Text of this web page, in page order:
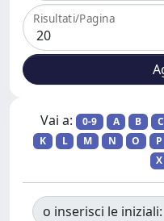
Risultati/Pagina
Vai a: 0-9 A B C
K
L M N O P
X
o inserisci le iniziali: